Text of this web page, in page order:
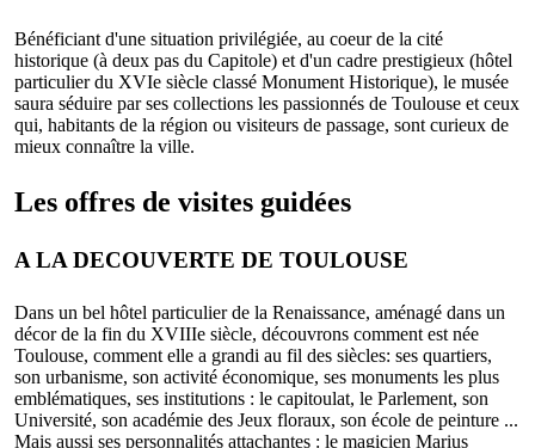
Bénéficiant d'une situation privilégiée, au coeur de la cité
historique (à deux pas du Capitole) et d'un cadre prestigieux (hôtel
particulier du XVIe siècle classé Monument Historique), le musée
saura séduire par ses collections les passionnés de Toulouse et ceux
qui, habitants de la région ou visiteurs de passage, sont curieux de
mieux connaître la ville.
Les offres de visites guidées
A LA DECOUVERTE DE TOULOUSE
Dans un bel hôtel particulier de la Renaissance, aménagé dans un
décor de la fin du XVIIIe siècle, découvrons comment est née
Toulouse, comment elle a grandi au fil des siècles: ses quartiers,
son urbanisme, son activité économique, ses monuments les plus
emblématiques, ses institutions : le capitoulat, le Parlement, son
Université, son académie des Jeux floraux, son école de peinture ...
Mais aussi ses personnalités attachantes : le magicien Marius